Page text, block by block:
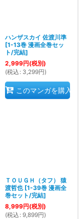
ハンザスカイ 佐渡川準
[1-13巻 漫画全巻セッ
ト/完結]
2,999円(税別)
(税込 : 3,299円)
このマンガを購入
ＴＯＵＧＨ（タフ） 猿
渡哲也 [1-39巻 漫画全
巻セット/完結]
8,999円(税別)
(税込 : 9,899円)